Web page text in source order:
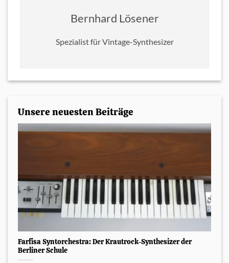
Bernhard Lösener
Spezialist für Vintage-Synthesizer
Unsere neuesten Beiträge
Farfisa Syntorchestra: Der Krautrock-Synthesizer der
Berliner Schule